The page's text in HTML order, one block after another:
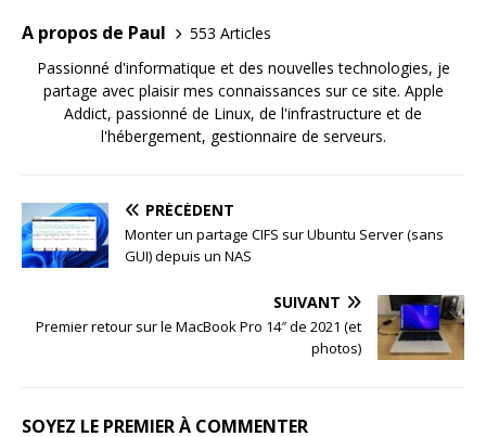
A propos de Paul
553 Articles
Passionné d'informatique et des nouvelles technologies, je
partage avec plaisir mes connaissances sur ce site. Apple
Addict, passionné de Linux, de l'infrastructure et de
l'hébergement, gestionnaire de serveurs.
PRÉCÉDENT
Monter un partage CIFS sur Ubuntu Server (sans
GUI) depuis un NAS
SUIVANT
Premier retour sur le MacBook Pro 14″ de 2021 (et
photos)
SOYEZ LE PREMIER À COMMENTER